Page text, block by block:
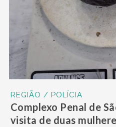
REGIÃO / POLÍCIA
Complexo Penal de
visita de duas